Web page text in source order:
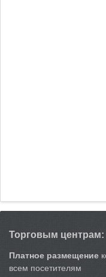
Торговым центрам:
Платное размещение
всем посетителям